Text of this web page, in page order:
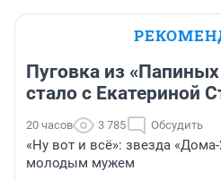
Пуговка из
стало с Екатериной
20 часов 3 785 Обсудить
«Ну вот и всё»: звезда
молодым мужем